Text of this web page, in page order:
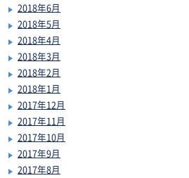
2018年6月
2018年5月
2018年4月
2018年3月
2018年2月
2018年1月
2017年12月
2017年11月
2017年10月
2017年9月
2017年8月